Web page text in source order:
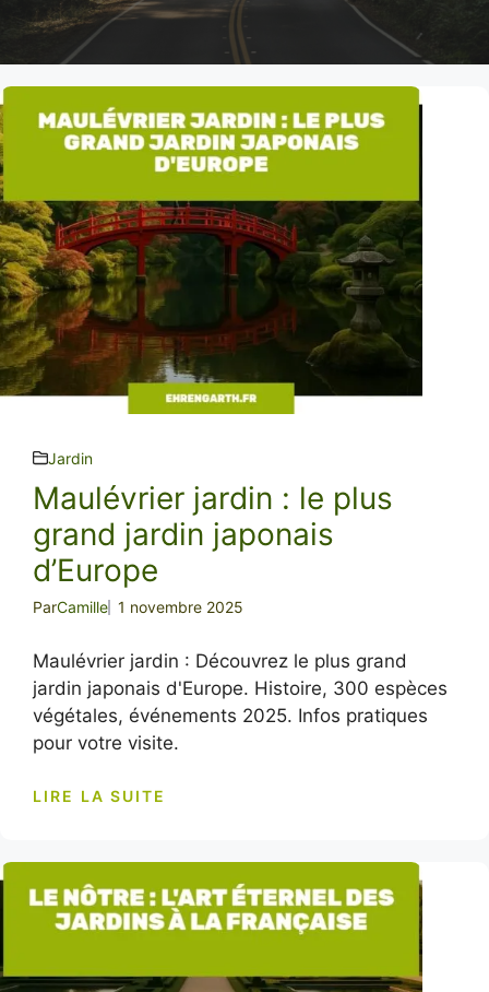
Jardin
Maulévrier jardin : le plus
grand jardin japonais
d’Europe
ParCamille 1 novembre 2025
Maulévrier jardin : Découvrez le plus grand
jardin japonais d'Europe. Histoire, 300 espèces
végétales, événements 2025. Infos pratiques
pour votre visite.
LIRE LA SUITE